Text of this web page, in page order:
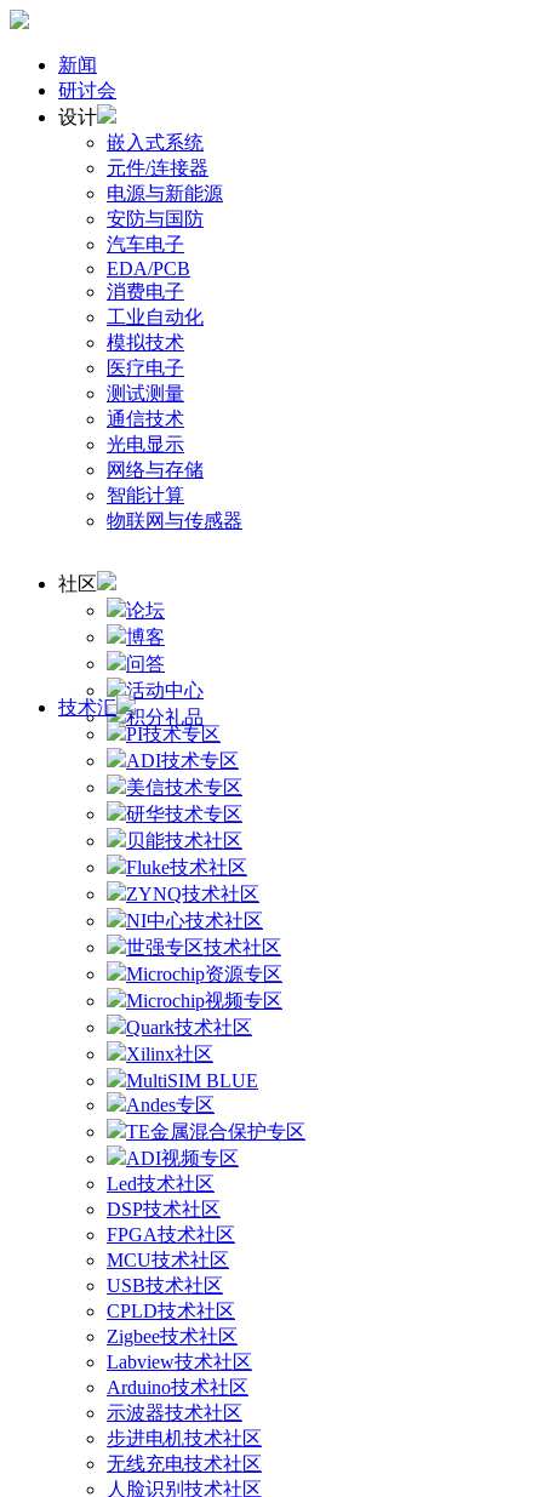
新闻
研讨会
设计
嵌入式系统
元件/连接器
电源与新能源
安防与国防
汽车电子
EDA/PCB
消费电子
工业自动化
模拟技术
医疗电子
测试测量
通信技术
光电显示
网络与存储
智能计算
物联网与传感器
社区
论坛
博客
问答
活动中心
积分礼品
技术汇
PI技术专区
ADI技术专区
美信技术专区
研华技术专区
贝能技术社区
Fluke技术社区
ZYNQ技术社区
NI中心技术社区
世强专区技术社区
Microchip资源专区
Microchip视频专区
Quark技术社区
Xilinx社区
MultiSIM BLUE
Andes专区
TE金属混合保护专区
ADI视频专区
Led技术社区
DSP技术社区
FPGA技术社区
MCU技术社区
USB技术社区
CPLD技术社区
Zigbee技术社区
Labview技术社区
Arduino技术社区
示波器技术社区
步进电机技术社区
无线充电技术社区
人脸识别技术社区